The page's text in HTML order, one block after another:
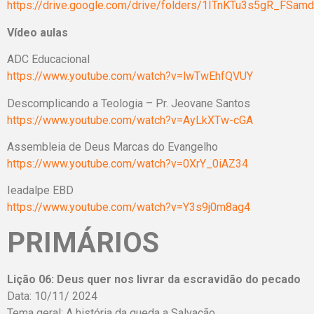
https://drive.google.com/drive/folders/
Vídeo aulas
ADC Educacional
https://www.youtube.com/watch?v=lwTwEhfQVUY
Descomplicando a Teologia – Pr. Jeovane Santos
https://www.youtube.com/watch?v=AyLkXTw-cGA
Assembleia de Deus Marcas do Evangelho
https://www.youtube.com/watch?v=0XrY_0iAZ34
Ieadalpe EBD
https://www.youtube.com/watch?v=Y3s9j0m8ag4
PRIMÁRIOS
Lição 06: Deus quer nos livrar da escravidão do pecado
Data: 10/11/ 2024